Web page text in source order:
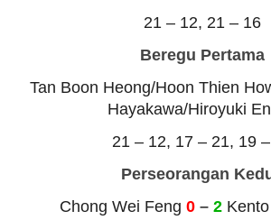
21 – 12, 21 – 16
Beregu Pertama
Tan Boon Heong/Hoon Thien
Hayakawa/Hiroyuki
21 – 12, 17 – 21, 19
Perseorangan
Chong Wei Feng 0 – 2